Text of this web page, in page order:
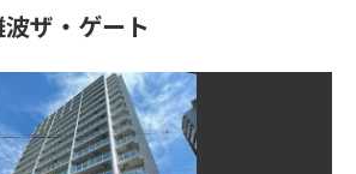
ザ・ゲート